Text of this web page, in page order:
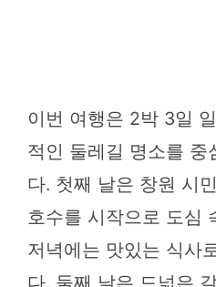
이번 여행은 2박 3일
적인 둘레길 명소를 중
다. 첫째 날은 창원 시
호수를 시작으로 도심
저녁에는 맛있는 식사
다. 둘째 날은 드넓은